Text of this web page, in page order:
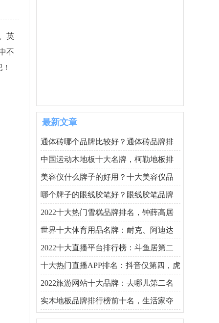
英
不
最新文章
通体砖哪个品牌比较好？通体砖品牌排
中国运动木地板十大名牌，柯勒地板排
美容仪什么牌子的好用？十大美容仪品
哪个牌子的眼线胶笔好？眼线胶笔品牌
2022十大热门雪糕品牌排名，钟薛高居
世界十大体育用品名牌：耐克、阿迪达
2022十大直播平台排行榜：斗鱼居第二
十大热门直播APP排名：抖音仅第四，虎
2022旅游网站十大品牌：去哪儿第二名
实木地板品牌排行榜前十名，生活家夺